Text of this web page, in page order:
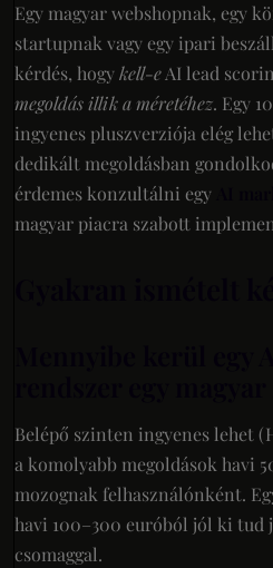
Egy magyar webshopnak, egy
startupnak vagy egy ipari
kérdés, hogykell-eAI lead
megoldás illik a méretéhez. Egy
ingyenes pluszverziója elég
dedikált megoldásban
érdemes konzultálni egy
magyar piacra szabott
Belépő szinten ingyenes lehet
a komolyabb megoldások havi
mozognak felhasználónként.
havi 100–300 euróból jól ki tud
csomaggal.